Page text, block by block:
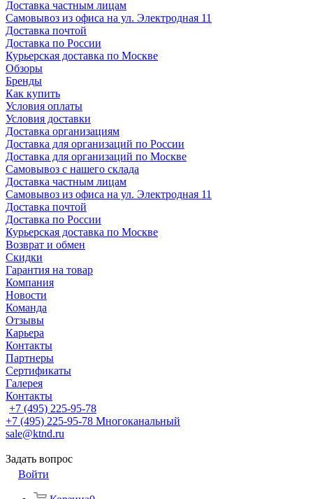
Доставка частным лицам
Самовывоз из офиса на ул. Электродная 11
Доставка почтой
Доставка по России
Курьерская доставка по Москве
Обзоры
Бренды
Как купить
Условия оплаты
Условия доставки
Доставка организациям
Доставка для организаций по России
Доставка для организаций по Москве
Самовывоз с нашего склада
Доставка частным лицам
Самовывоз из офиса на ул. Электродная 11
Доставка почтой
Доставка по России
Курьерская доставка по Москве
Возврат и обмен
Скидки
Гарантия на товар
Компания
Новости
Команда
Отзывы
Карьера
Контакты
Партнеры
Сертификаты
Галерея
Контакты
+7 (495) 225-95-78
+7 (495) 225-95-78 Многоканальный
sale@ktnd.ru
Задать вопрос
Войти